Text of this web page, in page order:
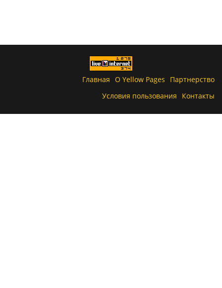
Главная О Yellow Pages
Партнерство
Условия пользования
Контакты